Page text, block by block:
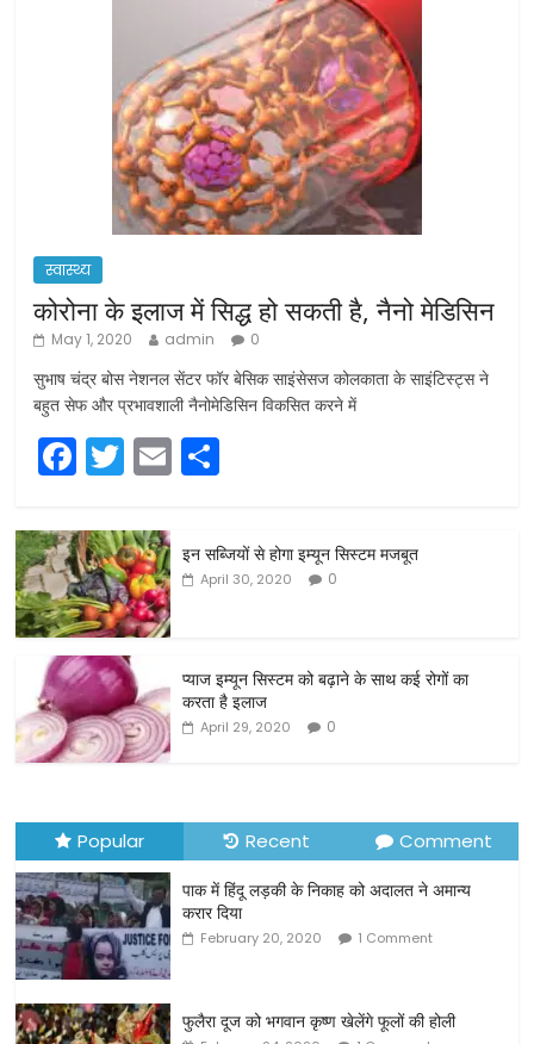
स्वास्थ्य
कोरोना के इलाज में सिद्ध हो सकती है, नैनो मेडिसिन
May 1, 2020 admin 0
सुभाष चंद्र बोस नेशनल सेंटर फॉर बेसिक साइंसेसज कोलकाता के साइंटिस्ट्स ने
बहुत सेफ और प्रभावशाली नैनोमेडिसिन विकसित करने में
F
c
e
b
o
o
k
T
itt
er
E
ar
e
इन सब्जियों से होगा इम्यून सिस्टम मजबूत
April 30, 2020 0
प्याज इम्यून सिस्टम को बढ़ाने के साथ कई रोगों का
करता है इलाज
April 29, 2020 0
Popular Recent Comment
पाक में हिंदू लड़की के निकाह को अदालत ने अमान्य
करार दिया
February 20, 2020 1 Comment
फुलैरा दूज को भगवान कृष्ण खेलेंगे फूलों की होली